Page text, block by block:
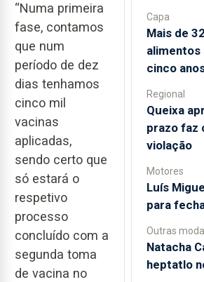
“Numa primeira
fase, contamos
que num
período de dez
dias tenhamos
cinco mil
vacinas
aplicadas,
sendo certo que
só estará o
respetivo
processo
concluído com a
segunda toma
de vacina no
Capa
Mais de
alimentos
cinco
Regional
Queixa
prazo faz
violação
Motores
Luís
para
Outras
Natacha
heptatlo